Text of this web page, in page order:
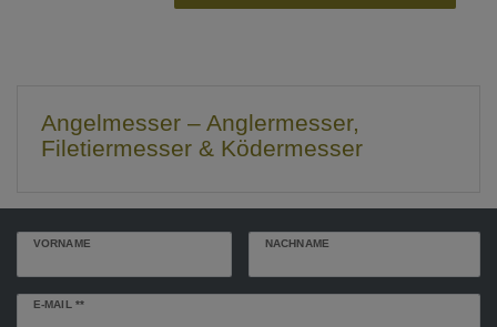
Angelmesser – Anglermesser,
Filetiermesser & Ködermesser
VORNAME NACHNAME
E-MAIL **
Newsletter